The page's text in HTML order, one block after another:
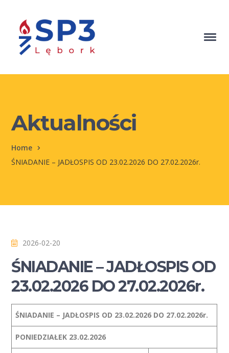
Aktualności
Home
ŚNIADANIE – JADŁOSPIS OD 23.02.2026 DO 27.02.2026r.
2026-02-20
ŚNIADANIE – JADŁOSPIS OD
23.02.2026 DO 27.02.2026r.
ŚNIADANIE – JADŁOSPIS OD 23.02.2026 DO 27.02.2026r.
PONIEDZIAŁEK 23.02.2026